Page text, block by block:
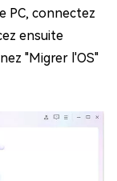
PC, connectez
ensuite
"Migrer l'OS"